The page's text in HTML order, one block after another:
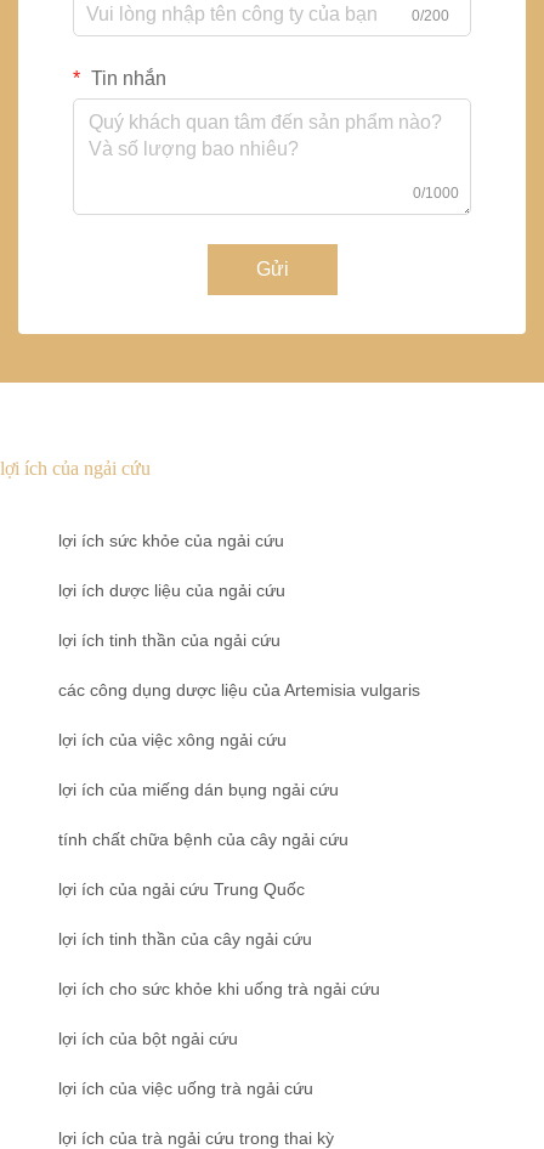
0/200
Tin nhắn
0/1000
Gửi
lợi ích của ngải cứu
lợi ích sức khỏe của ngải cứu
lợi ích dược liệu của ngải cứu
lợi ích tinh thần của ngải cứu
các công dụng dược liệu của Artemisia vulgaris
lợi ích của việc xông ngải cứu
lợi ích của miếng dán bụng ngải cứu
tính chất chữa bệnh của cây ngải cứu
lợi ích của ngải cứu Trung Quốc
lợi ích tinh thần của cây ngải cứu
lợi ích cho sức khỏe khi uống trà ngải cứu
lợi ích của bột ngải cứu
lợi ích của việc uống trà ngải cứu
lợi ích của trà ngải cứu trong thai kỳ